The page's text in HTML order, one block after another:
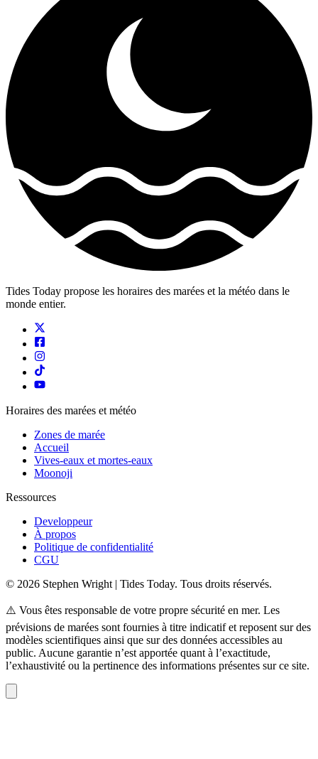
Tides Today propose les horaires des marées et la météo dans le
monde entier.
Horaires des marées et météo
Zones de marée
Accueil
Vives-eaux et mortes-eaux
Moonoji
Ressources
Developpeur
À propos
Politique de confidentialité
CGU
© 2026 Stephen Wright | Tides Today. Tous droits réservés.
⚠️ Vous êtes responsable de votre propre sécurité en mer. Les
prévisions de marées sont fournies à titre indicatif et reposent sur des
modèles scientifiques ainsi que sur des données accessibles au
public. Aucune garantie n’est apportée quant à l’exactitude,
l’exhaustivité ou la pertinence des informations présentes sur ce site.